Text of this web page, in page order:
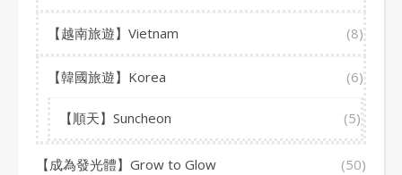
【越南旅遊】Vietnam (8)
【韓國旅遊】Korea (6)
【順天】Suncheon (5)
【成為發光體】Grow to Glow (50)